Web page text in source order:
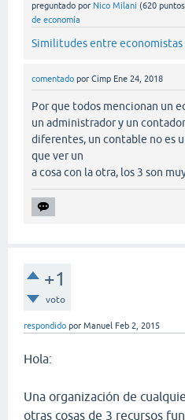
preguntado por Nico Milani (620
de economía
Similitudes entre
comentado por Cimp Ene 24, 2018
Por que todos mencionan un
un administrador y un
diferentes, un contable no es
que ver un
a cosa con la otra, los 3 son
+1
voto
respondido por Manuel Feb 2, 2015
Hola:
Una organización de
otras cosas de 3 recursos